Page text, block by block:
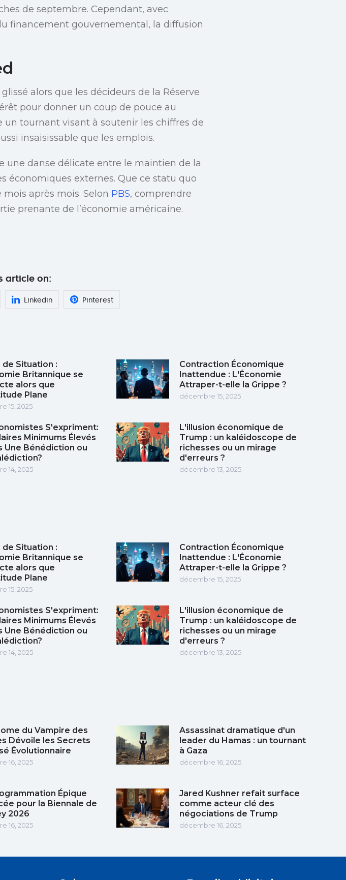
de septembre. Cependant, avec
financement gouvernemental, la diffusion
alors que les décideurs de la Réserve
pour donner un coup de pouce au
un tournant visant à soutenir les chiffres de
insaisissable que les emplois.
une danse délicate entre le maintien de la
économiques externes. Que ce statu quo
après mois. Selon PBS, comprendre
prenante de l’économie américaine.
article on:
Linkedin Pinterest
de Situation :
Britannique se
alors que
Plane
15, 2025
Contraction Économique
Inattendue : L'Économie
Attraper-t-elle la Grippe ?
décembre 15, 2025
S'expriment:
Minimums Élevés
Une Bénédiction ou
14, 2025
L'illusion économique de
Trump : un kaléidoscope de
richesses ou un mirage
d'erreurs ?
décembre 13, 2025
de Situation :
Britannique se
alors que
Plane
15, 2025
Contraction Économique
Inattendue : L'Économie
Attraper-t-elle la Grippe ?
décembre 15, 2025
S'expriment:
Minimums Élevés
Une Bénédiction ou
14, 2025
L'illusion économique de
Trump : un kaléidoscope de
richesses ou un mirage
d'erreurs ?
décembre 13, 2025
du Vampire des
Dévoile les Secrets
Évolutionnaire
16, 2025
Assassinat dramatique d'un
leader du Hamas : un tournant
à Gaza
décembre 16, 2025
Épique
pour la Biennale de
2026
16, 2025
Jared Kushner refait surface
comme acteur clé des
négociations de Trump
décembre 16, 2025